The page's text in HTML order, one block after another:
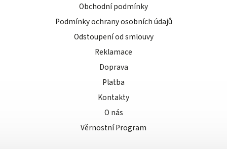
Obchodní podmínky
Podmínky ochrany osobních údajů
Odstoupení od smlouvy
Reklamace
Doprava
Platba
Kontakty
O nás
Věrnostní Program